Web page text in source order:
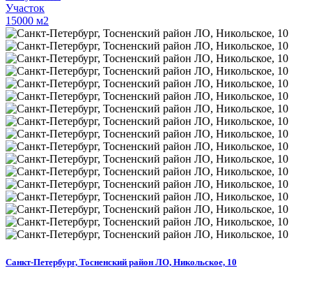
Участок
15000 м2
Санкт-Петербург, Тосненский район ЛО, Никольское, 10